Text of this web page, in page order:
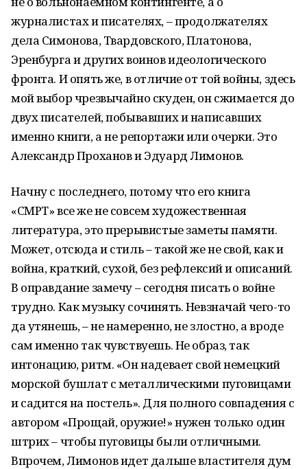
журналистах и писателях, – продолжателях
дела Симонова, Твардовского, Платонова,
Эренбурга и других воинов идеологического
фронта. И опять же, в отличие от той войны, здесь
мой выбор чрезвычайно скуден, он сжимается до
двух писателей, побывавших и написавших
именно книги, а не репортажи или очерки. Это
Александр Проханов и Эдуард Лимонов.
Начну с последнего, потому что его книга
«СМРТ» все же не совсем художественная
литература, это прерывистые заметы памяти.
Может, отсюда и стиль – такой же не свой, как и
война, краткий, сухой, без рефлексий и описаний.
В оправдание замечу – сегодня писать о войне
трудно. Как музыку сочинять. Невзначай чего-то
да утянешь, – не намеренно, не злостно, а вроде
сам именно так чувствуешь. Не образ, так
интонацию, ритм. «Он надевает свой немецкий
морской бушлат с металлическими пуговицами
и садится на постель». Для полного совпадения с
автором «Прощай, оружие!» нужен только один
штрих – чтобы пуговицы были отличными.
Впрочем, Лимонов идет дальше властителя дум